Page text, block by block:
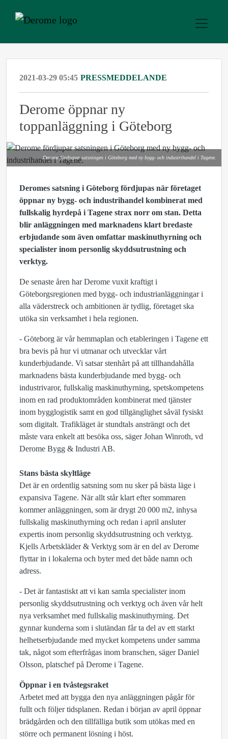
2021-03-29 05:45 PRESSMEDDELANDE
Derome öppnar ny
toppanläggning i Göteborg
Derome fördjupar satsningen i Göteborg med ny bygg- och industrihandel i Tagene.
Deromes satsning i Göteborg fördjupas när företaget
öppnar ny bygg- och industrihandel kombinerat med
fullskalig hyrdepå i Tagene strax norr om stan. Detta
blir anläggningen med marknadens klart bredaste
erbjudande som även omfattar maskinuthyrning och
specialister inom personlig skyddsutrustning och
verktyg.
De senaste åren har Derome vuxit kraftigt i
Göteborgsregionen med bygg- och industrianläggningar i
alla väderstreck och ambitionen är tydlig, företaget ska
utöka sin verksamhet i hela regionen.
- Göteborg är vår hemmaplan och etableringen i Tagene ett
bra bevis på hur vi utmanar och utvecklar vårt
kunderbjudande. Vi satsar stenhårt på att tillhandahålla
marknadens bästa kunderbjudande med bygg- och
industrivaror, fullskalig maskinuthyrning, spetskompetens
inom en rad produktområden kombinerat med tjänster
inom bygglogistik samt en god tillgänglighet såväl fysiskt
som digitalt. Trafikläget är stundtals ansträngt och det
måste vara enkelt att besöka oss, säger Johan Winroth, vd
Derome Bygg & Industri AB.
Stans bästa skyltläge
Det är en ordentlig satsning som nu sker på bästa läge i
expansiva Tagene. När allt står klart efter sommaren
kommer anläggningen, som är drygt 20 000 m2, inhysa
fullskalig maskinuthyrning och redan i april ansluter
expertis inom personlig skyddsutrustning och verktyg.
Kjells Arbetskläder & Verktyg som är en del av Derome
flyttar in i lokalerna och byter med det både namn och
adress.
- Det är fantastiskt att vi kan samla specialister inom
personlig skyddsutrustning och verktyg och även vår helt
nya verksamhet med fullskalig maskinuthyrning. Det
gynnar kunderna som i slutändan får ta del av ett starkt
helhetserbjudande med mycket kompetens under samma
tak, något som efterfrågas inom branschen, säger Daniel
Olsson, platschef på Derome i Tagene.
Öppnar i en tvåstegsraket
Arbetet med att bygga den nya anläggningen pågår för
fullt och följer tidsplanen. Redan i början av april öppnar
brädgården och den tillfälliga butik som utökas med en
större och permanent lösning i höst.